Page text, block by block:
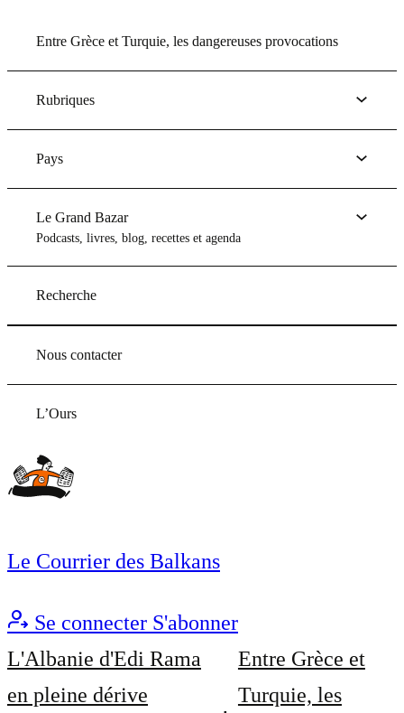
Entre Grèce et Turquie, les dangereuses provocations
Rubriques
Pays
Le Grand Bazar
Podcasts, livres, blog, recettes et agenda
Recherche
Nous contacter
L’Ours
Le Courrier des Balkans
Se connecter S'abonner
L'Albanie d'Edi Rama
en pleine dérive
Entre Grèce et
Turquie, les